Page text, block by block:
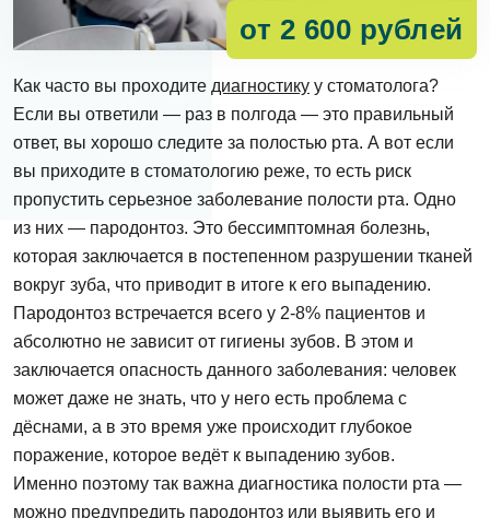
от 2 600 рублей
Как часто вы проходите диагностику у стоматолога?
Если вы ответили — раз в полгода — это правильный
ответ, вы хорошо следите за полостью рта. А вот если
вы приходите в стоматологию реже, то есть риск
пропустить серьезное заболевание полости рта. Одно
из них — пародонтоз. Это бессимптомная болезнь,
которая заключается в постепенном разрушении тканей
вокруг зуба, что приводит в итоге к его выпадению.
Пародонтоз встречается всего у 2-8% пациентов и
абсолютно не зависит от гигиены зубов. В этом и
заключается опасность данного заболевания: человек
может даже не знать, что у него есть проблема с
дёснами, а в это время уже происходит глубокое
поражение, которое ведёт к выпадению зубов.
Именно поэтому так важна диагностика полости рта —
можно предупредить пародонтоз или выявить его и